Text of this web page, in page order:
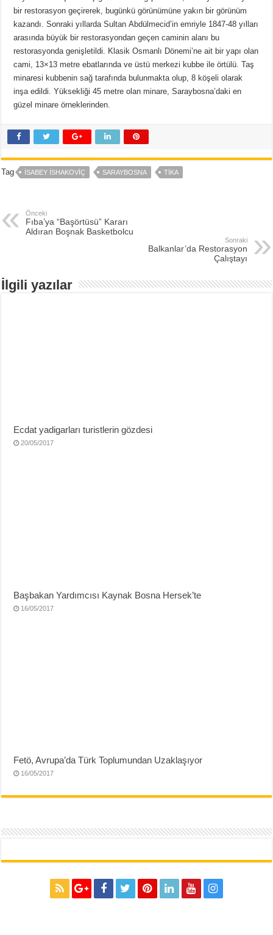
bir restorasyon geçirerek, bugünkü görünümüne yakın bir görünüm
kazandı. Sonraki yıllarda Sultan Abdülmecid’in emriyle 1847-48 yılları
arasında büyük bir restorasyondan geçen caminin alanı bu
restorasyonda genişletildi. Klasik Osmanlı Dönemi’ne ait bir yapı olan
cami, 13×13 metre ebatlarında ve üstü merkezi kubbe ile örtülü. Taş
minaresi kubbenin sağ tarafında bulunmakta olup, 8 köşeli olarak
inşa edildi. Yüksekliği 45 metre olan minare, Saraybosna’daki en
güzel minare örneklerinden.
Tag İSABEY İSHAKOVIÇ SARAYBOSNA TİKA
Önceki
Fıba’ya “Başörtüsü” Kararı
Aldıran Boşnak Basketbolcu
Sonraki
Balkanlar’da Restorasyon
Çalıştayı
İlgili yazılar
Ecdat yadigarları turistlerin gözdesi
20/05/2017
Başbakan Yardımcısı Kaynak Bosna Hersek’te
16/05/2017
Fetö, Avrupa’da Türk Toplumundan Uzaklaşıyor
16/05/2017